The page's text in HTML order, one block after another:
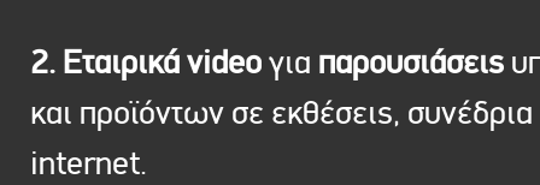
2. Εταιρικά videoγια παρουσιάσεις
και προϊόντων σε εκθέσεις, συνέδρια
internet.